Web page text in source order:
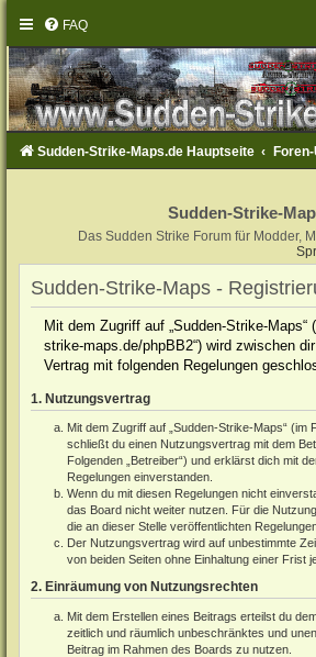
FAQ
Sudden-Strike-Maps.de Hauptseite
Sudden-Strike-
Das Sudden Strike Forum für Modder,
Sudden-Strike-Maps -
Mit dem Zugriff auf „Sudden-Strike-Maps“
strike-maps.de/phpBB2“) wird zwischen
Vertrag mit folgenden Regelungen
1. Nutzungsvertrag
Mit dem Zugriff auf „Sudden-Strike-Maps“ (im
schließt du einen Nutzungsvertrag mit dem
Folgenden „Betreiber“) und erklärst dich mit
Regelungen einverstanden.
Wenn du mit diesen Regelungen nicht
das Board nicht weiter nutzen. Für die
die an dieser Stelle veröffentlichten
Der Nutzungsvertrag wird auf unbestimmte
von beiden Seiten ohne Einhaltung einer Frist
2. Einräumung von Nutzungsrechten
Mit dem Erstellen eines Beitrags erteilst du
zeitlich und räumlich unbeschränktes und
Beitrag im Rahmen des Boards zu nutzen.